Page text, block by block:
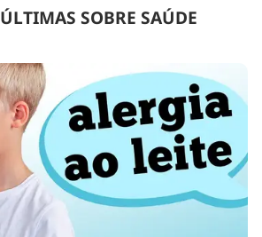
ÚLTIMAS SOBRE SAÚDE